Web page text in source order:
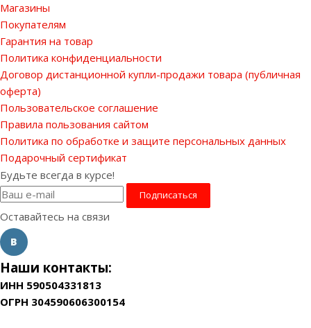
Магазины
Покупателям
Гарантия на товар
Политика конфиденциальности
Договор дистанционной купли-продажи товара (публичная
оферта)
Пользовательское соглашение
Правила пользования сайтом
Политика по обработке и защите персональных данных
Подарочный сертификат
Будьте всегда в курсе!
Оставайтесь на связи
Наши контакты:
ИНН 590504331813
ОГРН 304590606300154